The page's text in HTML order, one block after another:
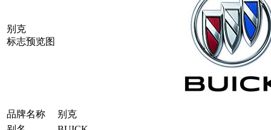
别克
标志预览图
品牌名称
别克